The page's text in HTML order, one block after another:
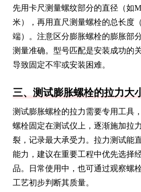
先用卡尺测量螺纹部分的直径（如
米），再用直尺测量螺栓的总长度
端）。注意区分膨胀螺栓的膨胀部
测量准确。型号匹配是安装成功的
导致固定不牢或安装困难。
三、测试膨胀螺栓的拉力大
测试膨胀螺栓的拉力需要专用工具
螺栓固定在测试仪上，逐渐施加拉
裂，记录最大承受力。拉力测试能
能力，建议在重要工程中优先选择
品。日常使用中，也可通过观察螺
工艺初步判断其质量。